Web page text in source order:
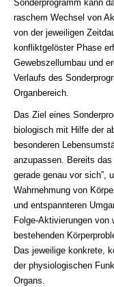
Sonderprogramm kann
raschem Wechsel von
von der jeweiligen
konfliktgelöster Phase
Gewebszellumbau und
Verlaufs des
Organbereich.
Das Ziel eines
biologisch mit Hilfe der
besonderen
anzupassen. Bereits
gerade genau vor sich”,
Wahrnehmung von
und entspannteren
Folge-Aktivierungen von
bestehenden
Das jeweilige konkrete,
der physiologischen
Organs.